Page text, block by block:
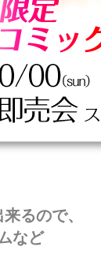
るので、
など